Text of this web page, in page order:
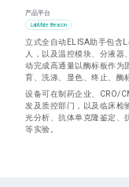
产品平台
LabMate Beacon
立式全自动ELISA助手包
人，以及温控模块、分液
动完成高通量以酶标板作为
育、洗涤、显色、终止、酶
设备可在制药企业、CRO/
发及质控部门，以及临床检
光分析、抗体单克隆鉴定、
等实验。